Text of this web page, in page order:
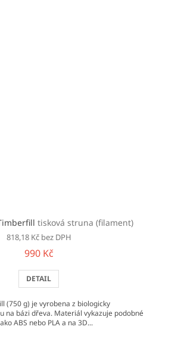
tisková struna (filament)
818,18 Kč bez DPH
990 Kč
DETAIL
(750 g) je vyrobena z biologicky
na bázi dřeva. Materiál vykazuje podobné
ABS nebo PLA a na 3D...